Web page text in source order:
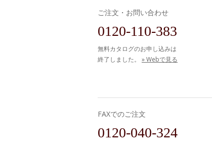
ご注文・お問い合わせ
0120-110-383
無料カタログのお申し込みは
終了しました。 » Webで見る
FAXでのご注文
0120-040-324